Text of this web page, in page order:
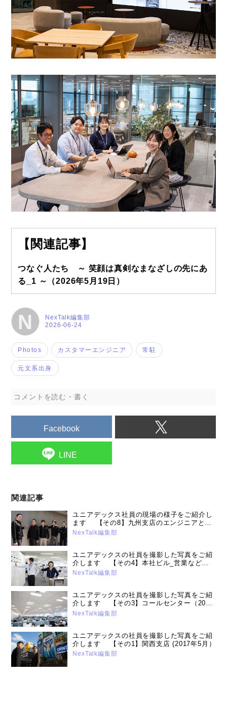
【関連記事】
つなぐ人たち ～ 笑顔は真剣なまなざしの先にあ
る_1 ～
（2026年5月19日）
N 2026-06-24
NexTalk編集部
Photos カスタマーエンジニア 常駐
元文系出身
コメントを読む・書く
Facebook
LINE
関連記事
ユニアデックス社員の現場の様子をご紹介し
ます 【その8】九州支店のエンジニアとス
タッフ（2022年11月15日号）
NexTalk編集部
ユニアデックスの社員を撮影した写真をご紹
介します 【その4】本社ビル_営業など
（2018年2月26日号）
NexTalk編集部
ユニアデックスの社員を撮影した写真をご紹
介します 【その3】コールセンター（2017
年10 月2日号）
NexTalk編集部
ユニアデックスの社員を撮影した写真をご紹
介します 【その1】関西支店 (2017年5月）
NexTalk編集部